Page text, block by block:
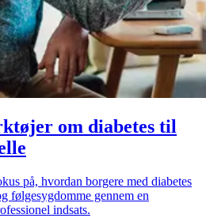
om diabetes til
på, hvordan borgere med diabetes
følgesygdomme gennem en
indsats.